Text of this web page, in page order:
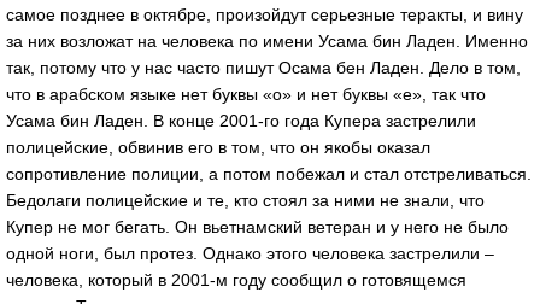
самое позднее в октябре, произойдут серьезные теракты, и вину
за них возложат на человека по имени Усама бин Ладен. Именно
так, потому что у нас часто пишут Осама бен Ладен. Дело в том,
что в арабском языке нет буквы «о» и нет буквы «е», так что
Усама бин Ладен. В конце 2001-го года Купера застрелили
полицейские, обвинив его в том, что он якобы оказал
сопротивление полиции, а потом побежал и стал отстреливаться.
Бедолаги полицейские и те, кто стоял за ними не знали, что
Купер не мог бегать. Он вьетнамский ветеран и у него не было
одной ноги, был протез. Однако этого человека застрелили –
человека, который в 2001-м году сообщил о готовящемся